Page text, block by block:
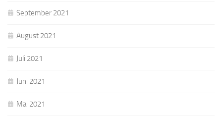
September 2021
August 2021
Juli 2021
Juni 2021
Mai 2021